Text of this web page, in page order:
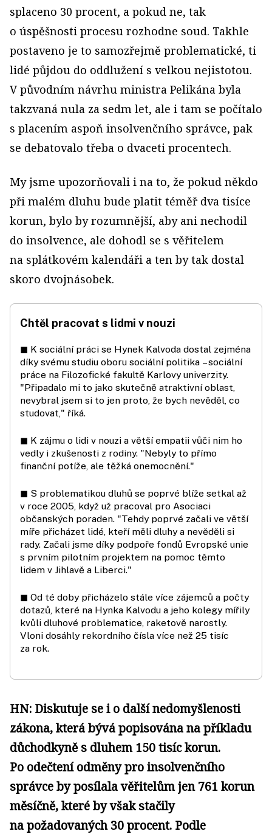
splaceno 30 procent, a pokud ne, tak
o úspěšnosti procesu rozhodne soud. Takhle
postaveno je to samozřejmě problematické, ti
lidé půjdou do oddlužení s velkou nejistotou.
V původním návrhu ministra Pelikána byla
takzvaná nula za sedm let, ale i tam se počítalo
s placením aspoň insolvenčního správce, pak
se debatovalo třeba o dvaceti procentech.
My jsme upozorňovali i na to, že pokud někdo
při malém dluhu bude platit téměř dva tisíce
korun, bylo by rozumnější, aby ani nechodil
do insolvence, ale dohodl se s věřitelem
na splátkovém kalendáři a ten by tak dostal
skoro dvojnásobek.
Chtěl pracovat s lidmi v nouzi
◼ K sociální práci se Hynek Kalvoda dostal zejména
díky svému studiu oboru sociální politika – sociální
práce na Filozofické fakultě Karlovy univerzity.
"Připadalo mi to jako skutečně atraktivní oblast,
nevybral jsem si to jen proto, že bych nevěděl, co
studovat," říká.
◼ K zájmu o lidi v nouzi a větší empatii vůči nim ho
vedly i zkušenosti z rodiny. "Nebyly to přímo
finanční potíže, ale těžká onemocnění."
◼ S problematikou dluhů se poprvé blíže setkal až
v roce 2005, když už pracoval pro Asociaci
občanských poraden. "Tehdy poprvé začali ve větší
míře přicházet lidé, kteří měli dluhy a nevěděli si
rady. Začali jsme díky podpoře fondů Evropské unie
s prvním pilotním projektem na pomoc těmto
lidem v Jihlavě a Liberci."
◼ Od té doby přicházelo stále více zájemců a počty
dotazů, které na Hynka Kalvodu a jeho kolegy mířily
kvůli dluhové problematice, raketově narostly.
Vloni dosáhly rekordního čísla více než 25 tisíc
za rok.
HN: Diskutuje se i o další nedomyšlenosti
zákona, která bývá popisována na příkladu
důchodkyně s dluhem 150 tisíc korun.
Po odečtení odměny pro insolvenčního
správce by posílala věřitelům jen 761 korun
měsíčně, které by však stačily
na požadovaných 30 procent. Podle